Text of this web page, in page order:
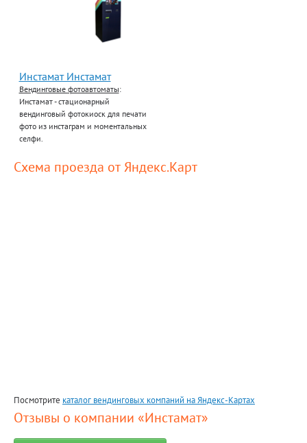
Инстамат Инстамат
Вендинговые фотоавтоматы:
Инстамат - стационарный
вендинговый фотокиоск для печати
фото из инстаграм и моментальных
селфи.
Схема проезда от Яндекс.Карт
Посмотрите каталог вендинговых компаний на Яндекс-Картах
Отзывы о компании «Инстамат»